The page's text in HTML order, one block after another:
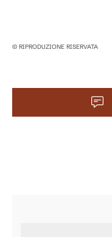
© RIPRODUZIONE RISERVATA